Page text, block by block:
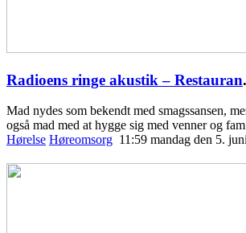
Radioens ringe akustik – Restauran
Mad nydes som bekendt med smagssansen,
også mad med at hygge sig med venner og fam
Hørelse Høreomsorg 11:59 mandag den 5.